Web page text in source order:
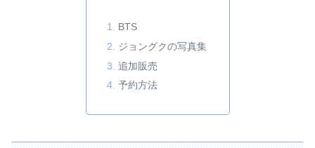
BTS
ジョングクの写真集
追加販売
予約方法